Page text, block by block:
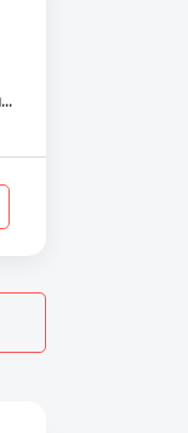
Германия (Эрланген)